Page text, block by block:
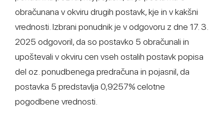
obračunana v okviru drugih postavk, kje in v kakšni
vrednosti. Izbrani ponudnik je v odgovoru z dne 17. 3.
2025 odgovoril, da so postavko 5 obračunali in
upoštevali v okviru cen vseh ostalih postavk popisa
del oz. ponudbenega predračuna in pojasnil, da
postavka 5 predstavlja 0,9257% celotne
pogodbene vrednosti.